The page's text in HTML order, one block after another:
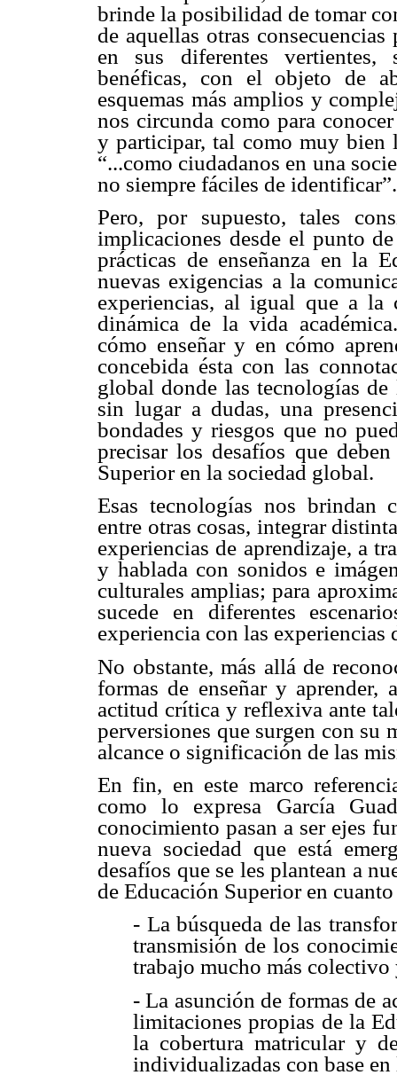
brinde la posibilidad de tomar
de aquellas otras
en sus diferentes vertientes,
benéficas, con el objeto de
esquemas más amplios y
nos circunda como para
y participar, tal como muy bien
“...como ciudadanos en una
no siempre fáciles de identificar”.
Pero, por supuesto, tales
implicaciones desde el punto
prácticas de enseñanza en la
nuevas exigencias a la
experiencias, al igual que a la
dinámica de la vida
cómo enseñar y en cómo
concebida ésta con las
global donde las tecnologías
sin lugar a dudas, una
bondades y riesgos que no
precisar los desafíos que
Superior en la sociedad global.
Esas tecnologías nos brindan
entre otras cosas, integrar
experiencias de aprendizaje, a
y hablada con sonidos e
culturales amplias; para
sucede en diferentes
experiencia con las experiencias
No obstante, más allá de
formas de enseñar y aprender,
actitud crítica y reflexiva ante
perversiones que surgen con su
alcance o significación de las
En fin, en este marco
como lo expresa García
conocimiento pasan a ser ejes
nueva sociedad que está
desafíos que se les plantean a
de Educación Superior en
- La búsqueda de las
transmisión de los
trabajo mucho más
- La asunción de formas de
limitaciones propias de la
la cobertura matricular y
individualizadas con base